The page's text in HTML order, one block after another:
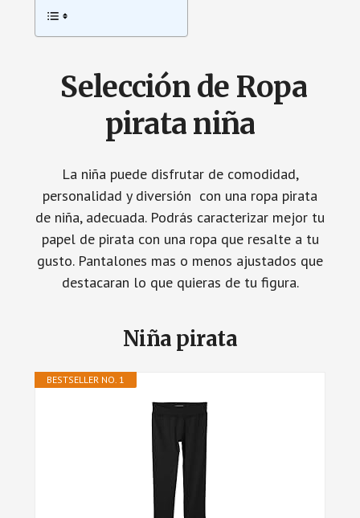
Selección de Ropa
pirata niña
La niña puede disfrutar de comodidad,
personalidad y diversión con una ropa pirata
de niña, adecuada. Podrás caracterizar mejor tu
papel de pirata con una ropa que resalte a tu
gusto. Pantalones mas o menos ajustados que
destacaran lo que quieras de tu figura.
Niña pirata
BESTSELLER NO. 1